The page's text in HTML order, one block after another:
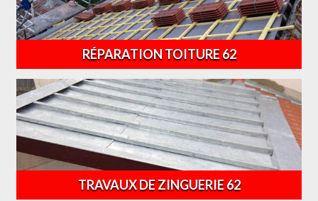
RÉPARATION TOITURE 62
TRAVAUX DE ZINGUERIE 62